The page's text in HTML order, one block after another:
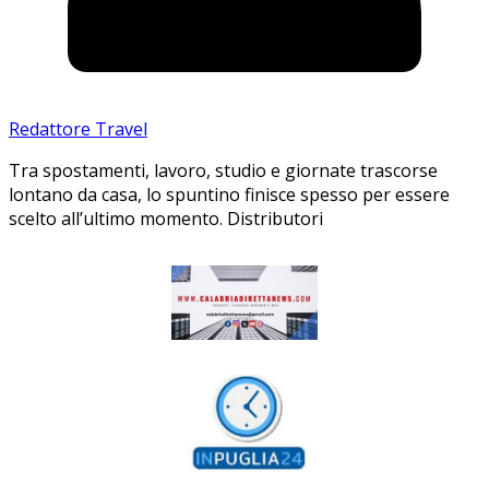
Redattore Travel
Tra spostamenti, lavoro, studio e giornate trascorse
lontano da casa, lo spuntino finisce spesso per essere
scelto all’ultimo momento. Distributori